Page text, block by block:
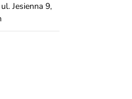
Jesienna 9,